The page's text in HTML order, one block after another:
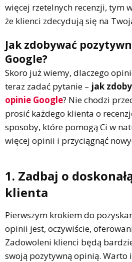
więcej rzetelnych recenzji, tym
że klienci zdecydują się na
Jak zdobywać
Google?
Skoro już wiemy, dlaczego
teraz zadać pytanie – jak
opinie Google? Nie chodzi
prosić każdego klienta o
sposoby, które pomogą Ci w
więcej opinii i przyciągnąć
1. Zadbaj o
klienta
Pierwszym krokiem do
opinii jest, oczywiście,
Zadowoleni klienci będą
swoją pozytywną opinią. Warto